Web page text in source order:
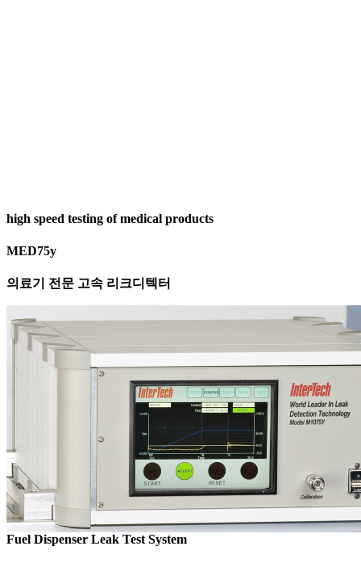
high speed testing of medical products
MED75y
의료기 전문 고속 리크디텍터
Fuel Dispenser Leak Test System